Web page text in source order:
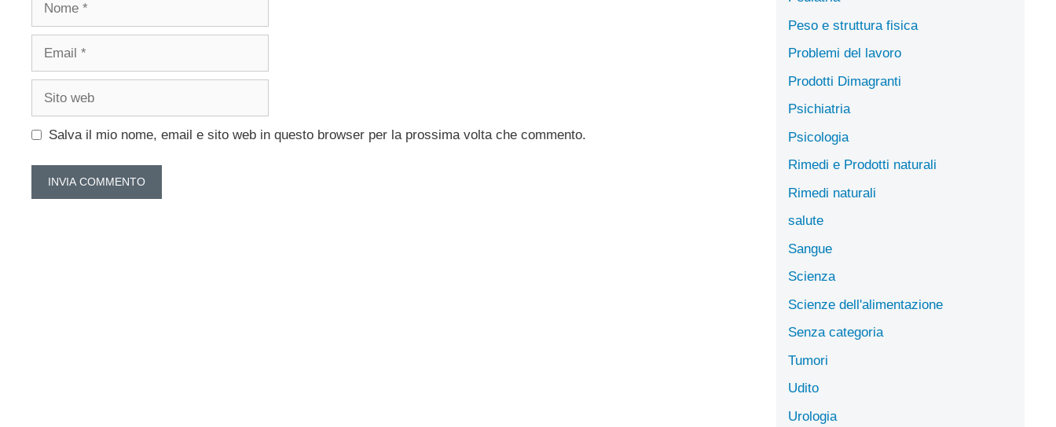
Salva il mio nome, email e sito web in questo browser per la prossima volta che commento.
Peso e struttura fisica
Problemi del lavoro
Prodotti Dimagranti
Psichiatria
Psicologia
Rimedi e Prodotti naturali
Rimedi naturali
salute
Sangue
Scienza
Scienze dell'alimentazione
Senza categoria
Tumori
Udito
Urologia